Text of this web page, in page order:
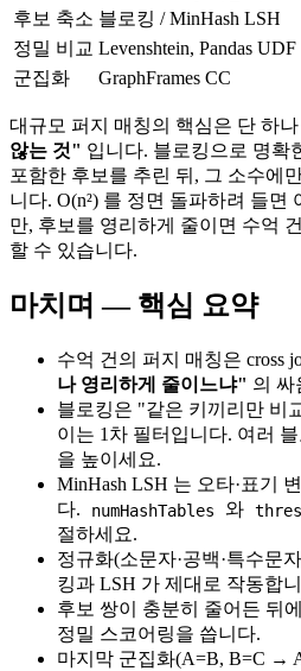
후보 축소 블로킹 / MinHash LSH
정밀 비교 Levenshtein, Pandas UDF
군집화
GraphFrames CC
대규모 퍼지 매칭의 핵심은 단 하
않는 것" 입니다. 블로킹으로 명확
포함한 후보를 추린 뒤, 그 소수에
니다. O(n²) 를 정면 돌파하려 들면
만, 후보를 영리하게 줄이면 수억
할 수 있습니다.
마치며 — 핵심 요약
수억 건의 퍼지 매칭은 cross
나 영리하게 줄이느냐" 의 싸
블로킹은 "같은 키끼리만 비
이는 1차 필터입니다. 여러
을 높이세요.
MinHash LSH 는 오타·표기
다.
numHashTables 와
절하세요.
정규화(소문자·공백·특수문
킹과 LSH 가 제대로 작동합
후보 쌍이 충분히 줄어든 뒤
정밀 스코어링을 씁니다.
마지막 군집화(A=B, B=C →